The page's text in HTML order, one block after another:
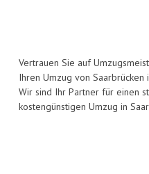
Vertrauen Sie auf
Ihren Umzug von Saarbrücken
Wir sind Ihr Partner für einen
kostengünstigen Umzug in